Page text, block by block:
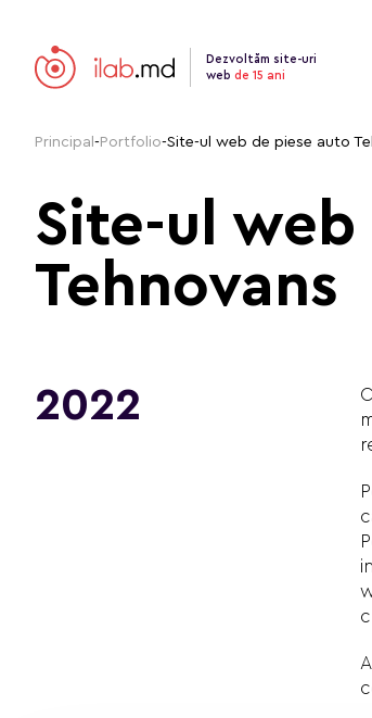
Dezvoltăm site-uri
web de 15 ani
Principal - Portfolio-Site-ul web de piese auto
Site-ul
Tehnovans
2022